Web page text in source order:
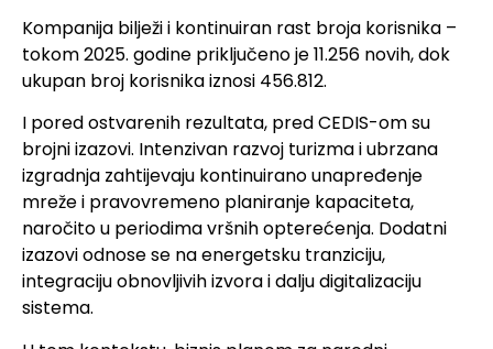
Kompanija bilježi i kontinuiran rast broja korisnika –
tokom 2025. godine priključeno je 11.256 novih, dok
ukupan broj korisnika iznosi 456.812.
I pored ostvarenih rezultata, pred CEDIS-om su
brojni izazovi. Intenzivan razvoj turizma i ubrzana
izgradnja zahtijevaju kontinuirano unapređenje
mreže i pravovremeno planiranje kapaciteta,
naročito u periodima vršnih opterećenja. Dodatni
izazovi odnose se na energetsku tranziciju,
integraciju obnovljivih izvora i dalju digitalizaciju
sistema.